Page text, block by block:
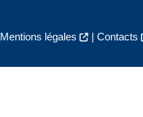
Mentions légales | Contacts